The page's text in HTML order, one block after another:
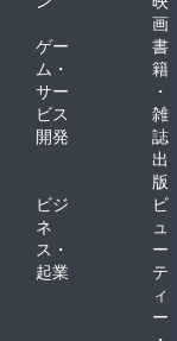
画
ゲー
ム・
サー
ビス
開発
書
籍
・
雑
誌
出
版
ビジ
ネ
ス・
起業
ビ
ュ
ー
テ
ィ
ー